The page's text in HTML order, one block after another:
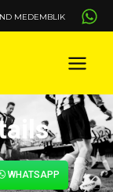
MEDEMBLIK
WHATSAPP